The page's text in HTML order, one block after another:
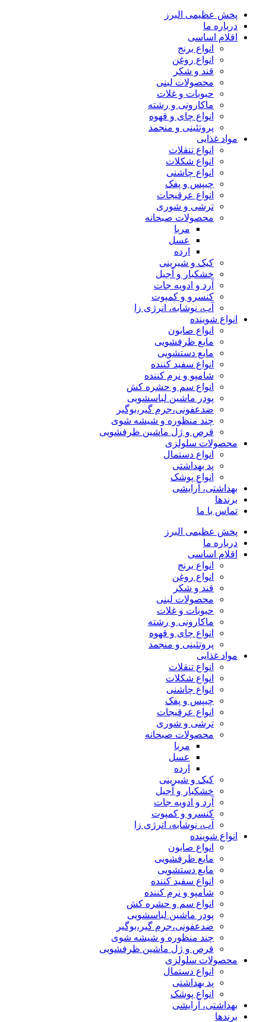
پخش عظیمی البرز
درباره ما
اقلام اساسی
انواع برنج
انواع روغن
قند و شکر
محصولات لبنی
حبوبات و غلات
ماکارونی و رشته
انواع چای و قهوه
پروتئینی و منجمد
مواد غذایی
انواع تنقلات
انواع شکلات
انواع چاشنی
چیپس و پفک
انواع عرقیجات
ترشی و شوری
محصولات صبحانه
مربا
عسل
ارده
کیک و شیرینی
خشکبار و آجیل
آرد و ادویه جات
کنسرو و کمپوت
آب، نوشابه، انرژی زا
انواع شوینده
انواع صابون
مایع ظرفشویی
مایع دستشویی
انواع سفید کننده
شامپو و نرم کننده
انواع سم و حشره کش
پودر ماشین لباسشویی
ضدعفونی،جرم گیر،بوگیر
چند منظوره و شیشه شوی
قرص و ژل ماشین ظرفشویی
محصولات سلولزی
انواع دستمال
پد بهداشتی
انواع پوشک
بهداشتی، آرایشی
برندها
تماس با ما
پخش عظیمی البرز
درباره ما
اقلام اساسی
انواع برنج
انواع روغن
قند و شکر
محصولات لبنی
حبوبات و غلات
ماکارونی و رشته
انواع چای و قهوه
پروتئینی و منجمد
مواد غذایی
انواع تنقلات
انواع شکلات
انواع چاشنی
چیپس و پفک
انواع عرقیجات
ترشی و شوری
محصولات صبحانه
مربا
عسل
ارده
کیک و شیرینی
خشکبار و آجیل
آرد و ادویه جات
کنسرو و کمپوت
آب، نوشابه، انرژی زا
انواع شوینده
انواع صابون
مایع ظرفشویی
مایع دستشویی
انواع سفید کننده
شامپو و نرم کننده
انواع سم و حشره کش
پودر ماشین لباسشویی
ضدعفونی،جرم گیر،بوگیر
چند منظوره و شیشه شوی
قرص و ژل ماشین ظرفشویی
محصولات سلولزی
انواع دستمال
پد بهداشتی
انواع پوشک
بهداشتی، آرایشی
برندها